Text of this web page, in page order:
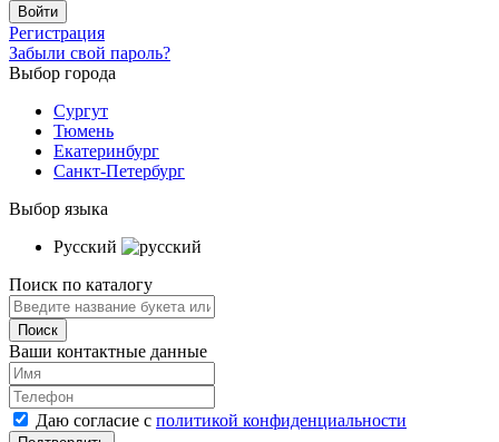
Регистрация
Забыли свой пароль?
Выбор города
Сургут
Тюмень
Екатеринбург
Санкт-Петербург
Выбор языка
Русский
Поиск по каталогу
Ваши контактные данные
Даю согласие с политикой конфиденциальности